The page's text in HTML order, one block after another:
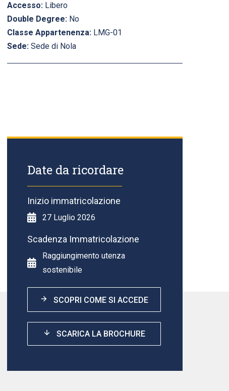
Accesso: Libero
Double Degree: No
Classe Appartenenza: LMG-01
Sede: Sede di Nola
Date da ricordare
Inizio immatricolazione
27 Luglio 2026
Scadenza Immatricolazione
Raggiungimento utenza
sostenibile
SCOPRI COME SI ACCEDE
SCARICA LA BROCHURE
31 Ottobre 2023